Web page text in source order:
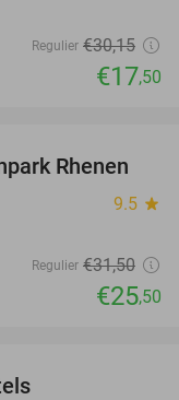
Regulier €30,15
€17,50
19%
Rhenen
9.5 star
Regulier €31,50
€25,50